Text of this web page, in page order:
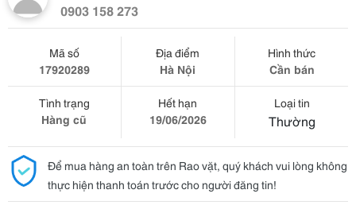
0903 158 273
Mã số
17920289
Địa điểm
Hà Nội
Hình thức
Cần bán
Tình trạng
Hàng cũ
Hết hạn
19/06/2026
Loại tin
Thường
Để mua hàng an toàn trên Rao vặt, quý khách vui lòng không
thực hiện thanh toán trước cho người đăng tin!